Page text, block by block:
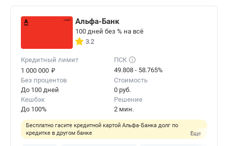
Альфа-Банк
100 дней без % на всё
3.2
Кредитный лимит
1 000 000 ₽
ПСК
49.808 - 58.765%
Без процентов
До 100 дней
Стоимость
0 руб.
Кешбэк
До 100%
Решение
2 мин.
Бесплатно гасите кредитной картой Альфа‑Банка долг по
кредитке в другом банке
Еще